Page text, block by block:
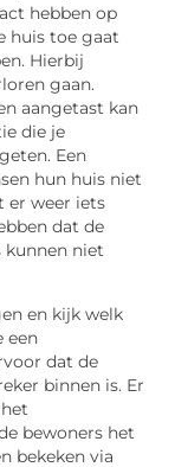
hebben op
huis toe gaat
Hierbij
gaan.
aangetast kan
die je
Een
hun huis niet
er weer iets
dat de
niet
en kijk welk
een
dat de
binnen is. Er
bewoners het
bekeken via